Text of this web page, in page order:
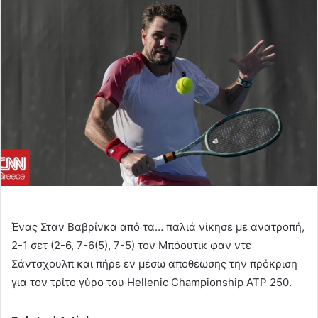
Ένας Σταν Βαβρίνκα από τα… παλιά νίκησε με ανατροπή,
2-1 σετ (2-6, 7-6(5), 7-5) τον Μπόουτικ φαν ντε
Σάντσχουλπ και πήρε εν μέσω αποθέωσης την πρόκριση
για τον τρίτο γύρο του Hellenic Championship ATP 250.